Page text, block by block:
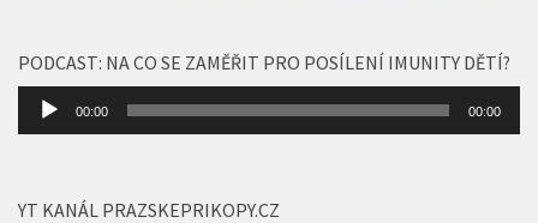
PODCAST: NA CO SE ZAMĚŘIT PRO POSÍLENÍ IMUNITY DĚTÍ?
Audio
přehrávač
00:00 00:00
YT KANÁL PRAZSKEPRIKOPY.CZ